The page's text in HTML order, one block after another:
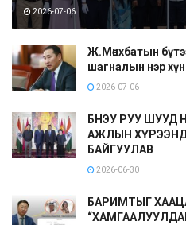
2026-07-06
Ж.Мөнхбатын
шагналын нэр
2026-07-06
БНЭУ РУУ ШУУД
АЖЛЫН
БАЙГУУЛАВ
2026-06-30
БАРИМТЫГ